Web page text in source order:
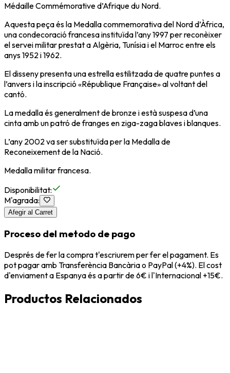
Médaille Commémorative d’Afrique du Nord.
Aquesta peça és la Medalla commemorativa del Nord d’Àfrica,
una condecoració francesa instituïda l’any 1997 per reconèixer
el servei militar prestat a Algèria, Tunísia i el Marroc entre els
anys 1952 i 1962.
El disseny presenta una estrella estilitzada de quatre puntes a
l’anvers i la inscripció «République Française» al voltant del
cantó.
La medalla és generalment de bronze i està suspesa d’una
cinta amb un patró de franges en ziga-zaga blaves i blanques.
L’any 2002 va ser substituïda per la Medalla de
Reconeixement de la Nació.
Medalla militar francesa.
Disponibilitat:
M'agrada:
Afegir al Carret
Proceso del metodo de pago
Després de fer la compra t'escriurem per fer el pagament. Es
pot pagar amb Transferència Bancària o PayPal (+4%). El cost
d'enviament a Espanya és a partir de 6€ i l'Internacional +15€.
Productos Relacionados